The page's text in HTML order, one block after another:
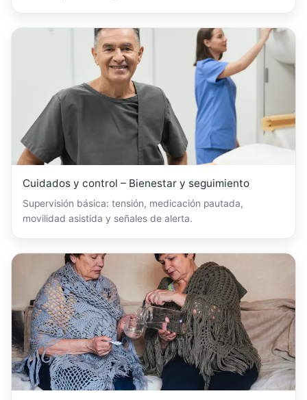
Cuidados y control – Bienestar y seguimiento
Supervisión básica: tensión, medicación pautada,
movilidad asistida y señales de alerta.